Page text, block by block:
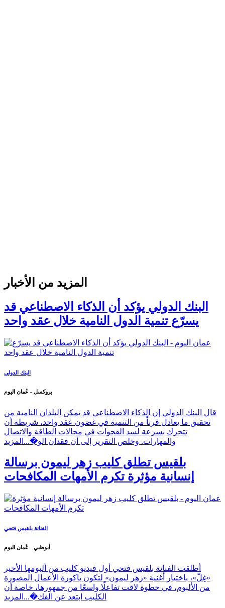
المزيد من الأخبار
البنك الدولي يؤكد أن الذكاء الاصطناعي قد
يسرّع تنمية الدول النامية خلال عقد واحد
البنك الدولي
بروكسل - عُمان اليوم
قال البنك الدولي إن الذكاء الاصطناعي قد يمكن البلدان النامية من
تحقيق ما يعادل قرناً من التنمية في غضون عقد واحد، شريطة أن
تتحرك بسرعة لسد الفجوات في مجالات الطاقة والاتصال
والمهارات. وخلص التقرير إلى أن فقدان الو�... المزيد
بلقيس تطلق كليب زهر ليمون برسالة
إنسانية مؤثرة تكرم الأمهات المكافحات
الفنانة بلقيس فتحي
أبوظبي - عُمان اليوم
أطلقت الفنانة بلقيس فتحي أول فيديو كليب من ألبومها الأخير
«غِلّ»، باختيار أغنية «زهر ليمون» لتكون باكورة الأعمال المصورة
من الألبوم، في خطوة لاقت تفاعلًا واسعًا من جمهورها، خاصة أن
الكليب ابتعد عن الفك�... المزيد